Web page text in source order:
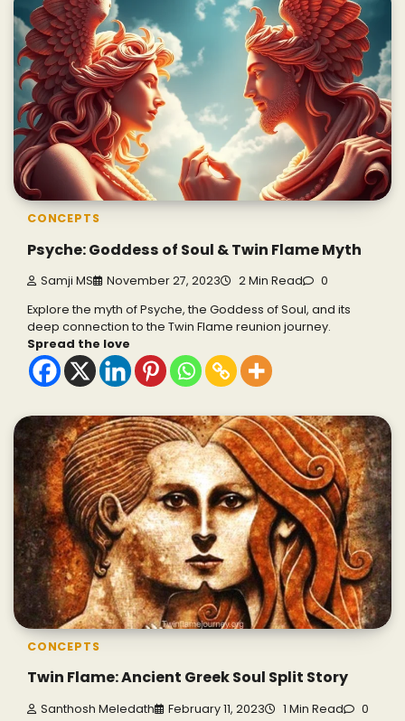
CONCEPTS
Psyche: Goddess of Soul & Twin Flame Myth
Samji MS November 27, 2023 2 Min Read 0
Explore the myth of Psyche, the Goddess of Soul, and its
deep connection to the Twin Flame reunion journey.
Spread the love
CONCEPTS
Twin Flame: Ancient Greek Soul Split Story
Santhosh Meledath February 11, 2023 1 Min Read 0